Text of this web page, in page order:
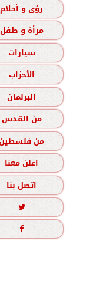
رؤى و أحلام
مرأة و طفل
سيارات
الأحزاب
البرلمان
من القدس
من
اعلن معنا
اتصل بنا

